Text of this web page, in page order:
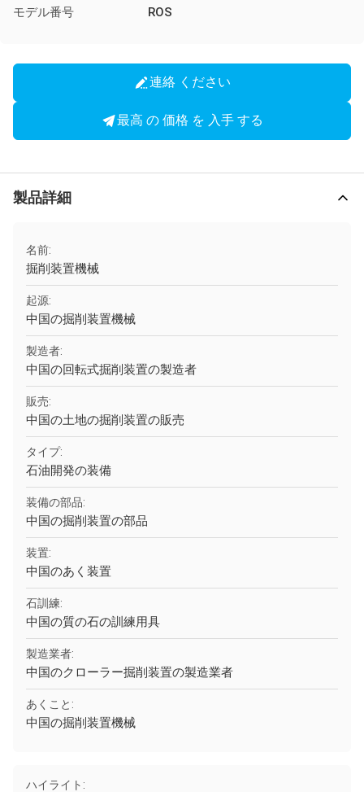
モデル番号 ROS
連絡 ください
最高 の 価格 を 入手 する
製品詳細
名前:
掘削装置機械
起源:
中国の掘削装置機械
製造者:
中国の回転式掘削装置の製造者
販売:
中国の土地の掘削装置の販売
タイプ:
石油開発の装備
装備の部品:
中国の掘削装置の部品
装置:
中国のあく装置
石訓練:
中国の質の石の訓練用具
製造業者:
中国のクローラー掘削装置の製造業者
あくこと:
中国の掘削装置機械
ハイライト: